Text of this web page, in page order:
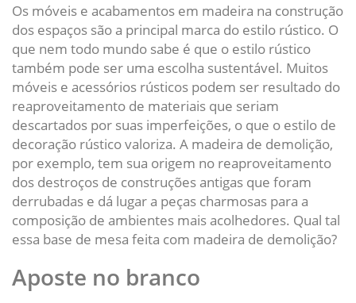
Os móveis e acabamentos em madeira na construção
dos espaços são a principal marca do estilo rústico. O
que nem todo mundo sabe é que o estilo rústico
também pode ser uma escolha sustentável. Muitos
móveis e acessórios rústicos podem ser resultado do
reaproveitamento de materiais que seriam
descartados por suas imperfeições, o que o estilo de
decoração rústico valoriza. A madeira de demolição,
por exemplo, tem sua origem no reaproveitamento
dos destroços de construções antigas que foram
derrubadas e dá lugar a peças charmosas para a
composição de ambientes mais acolhedores. Qual tal
essa base de mesa feita com madeira de demolição?
Aposte no branco